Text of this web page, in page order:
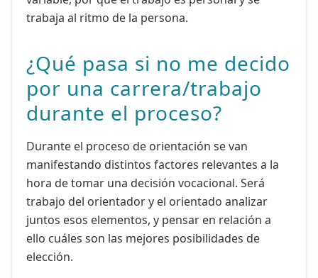
trabaja al ritmo de la persona.
¿Qué pasa si no me decido
por una carrera/trabajo
durante el proceso?
Durante el proceso de orientación se van
manifestando distintos factores relevantes a la
hora de tomar una decisión vocacional. Será
trabajo del orientador y el orientado analizar
juntos esos elementos, y pensar en relación a
ello cuáles son las mejores posibilidades de
elección.